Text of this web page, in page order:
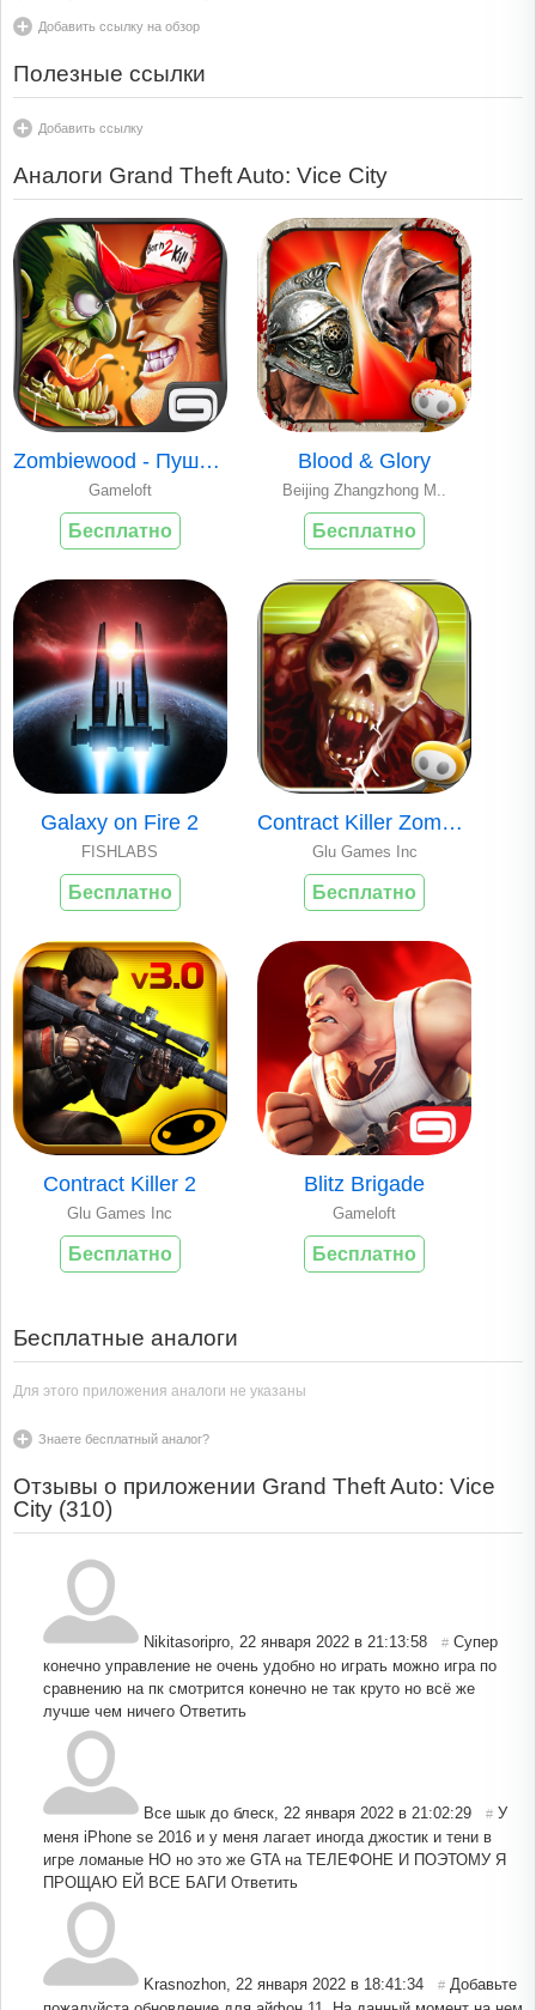
Добавить ссылку на обзор
Полезные ссылки
Добавить ссылку
Аналоги Grand Theft Auto: Vice City
Zombiewood - Пушки! Зомби! Экшн!
Gameloft
Бесплатно
Blood & Glory
Beijing Zhangzhong M..
Бесплатно
Galaxy on Fire 2
FISHLABS
Бесплатно
Contract Killer Zombies 2
Glu Games Inc
Бесплатно
Contract Killer 2
Glu Games Inc
Бесплатно
Blitz Brigade
Gameloft
Бесплатно
Бесплатные аналоги
Для этого приложения аналоги не указаны
Знаете бесплатный аналог?
Отзывы о приложении Grand Theft Auto: Vice
City (310)
Nikitasoripro, 22 января 2022 в 21:13:58 # Супер
конечно управление не очень удобно но играть можно игра по
сравнению на пк смотрится конечно не так круто но всё же
лучше чем ничего Ответить
Все шык до блеск, 22 января 2022 в 21:02:29 # У
меня iPhone se 2016 и у меня лагает иногда джостик и тени в
игре ломаные НО но это же GTA на ТЕЛЕФОНЕ И ПОЭТОМУ Я
ПРОЩАЮ ЕЙ ВСЕ БАГИ Ответить
Krasnozhon, 22 января 2022 в 18:41:34 # Добавьте